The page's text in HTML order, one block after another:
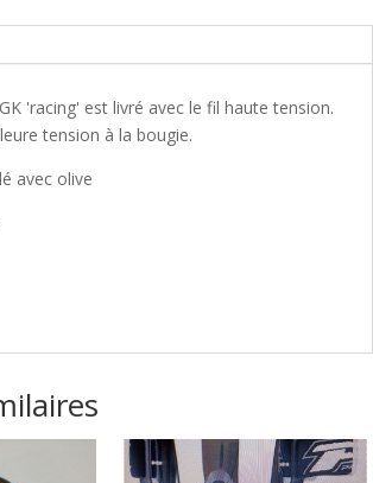
'racing' est livré avec le fil haute tension.
tension à la bougie.
avec olive